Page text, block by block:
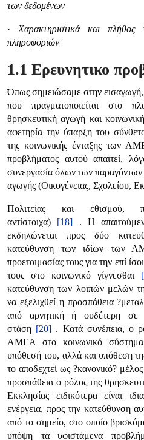
των δεδομένων
· Χαρακτηριστικά και
πληροφοριών
1.1 Ερευνητικο
Όπως σημειώσαμε στην εισαγωγή,
που πραγματοποιείται στο
θρησκευτική αγωγή και
αφετηρία την ύπαρξη του
της κοινωνικής ένταξης των
προβλήματος αυτού απαιτεί,
συνεργασία όλων των
αγωγής (Οικογένειας, Σχολείου,
Πολιτείας και εθισμού,
αντίστοιχα) [18] . Η
εκδηλώνεται προς δύο
κατεύθυνση των ιδίων των
προετοιμασίας τους για την επί
τους στο κοινωνικό γίγνεσθαι
κατεύθυνση των λοιπών μελών
να εξελιχθεί η προσπάθεια
από αρνητική ή ουδέτερη σε
στάση [20] . Κατά συνέπεια, ο
ΑΜΕΑ στο κοινωνικό
υπόθεσή του, αλλά και υπόθεση
το αποδεχτεί ως ?κανονικό?
προσπάθεια ο ρόλος της
Εκκλησίας ειδικότερα είναι
ενέργεια, προς την κατεύθυνση
από το σημείο, στο οποίο
υπόψη τα υφιστάμενα